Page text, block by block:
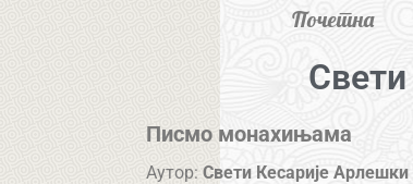
Почетна
Писмо монахињама
Аутор: Свети Кесарије Арлешки